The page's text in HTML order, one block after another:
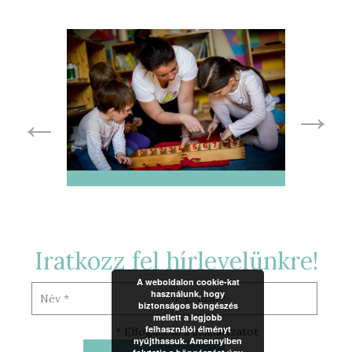
Iratkozz fel hírlevelünkre!
* Elfogadom a szabályzatot
A weboldalon cookie-kat
használunk, hogy
biztonságos böngészés
mellett a legjobb
felhasználói élményt
nyújthassuk. Amennyiben